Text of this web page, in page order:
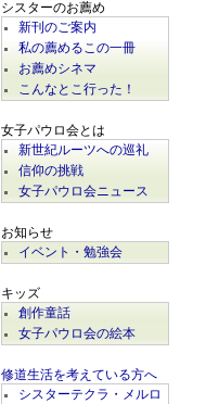
シスターのお薦め
新刊のご案内
私の薦めるこの一冊
お薦めシネマ
こんなとこ行った！
女子パウロ会とは
新世紀ルーツへの巡礼
信仰の挑戦
女子パウロ会ニュース
お知らせ
イベント・勉強会
キッズ
創作童話
女子パウロ会の絵本
修道生活を考えている方へ
シスターテクラ・メルロ